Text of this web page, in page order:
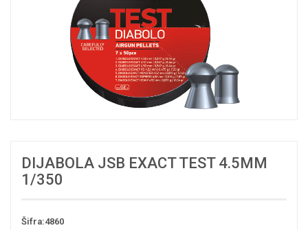
DIJABOLA JSB EXACT TEST 4.5MM
1/350
Šifra:4860